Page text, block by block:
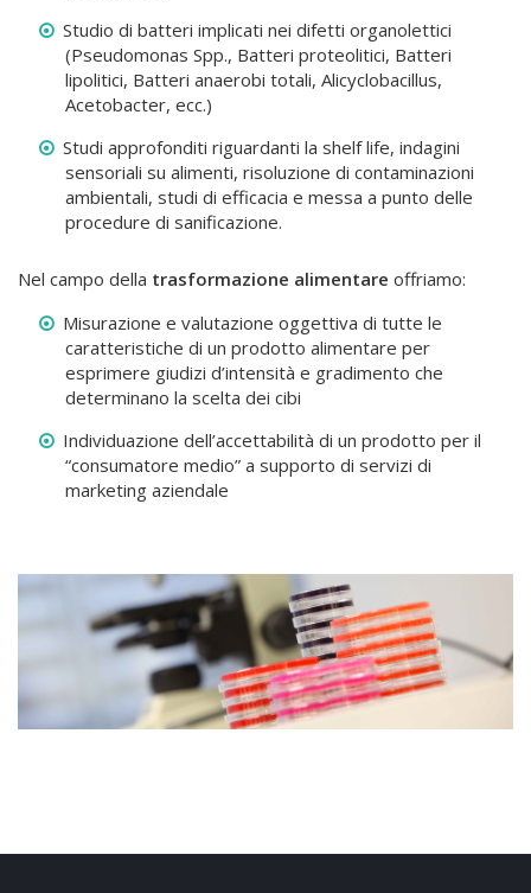
Studio di batteri implicati nei difetti organolettici
(Pseudomonas Spp., Batteri proteolitici, Batteri
lipolitici, Batteri anaerobi totali, Alicyclobacillus,
Acetobacter, ecc.)
Studi approfonditi riguardanti la shelf life, indagini
sensoriali su alimenti, risoluzione di contaminazioni
ambientali, studi di efficacia e messa a punto delle
procedure di sanificazione.
Nel campo della trasformazione alimentare offriamo:
Misurazione e valutazione oggettiva di tutte le
caratteristiche di un prodotto alimentare per
esprimere giudizi d’intensità e gradimento che
determinano la scelta dei cibi
Individuazione dell’accettabilità di un prodotto per il
“consumatore medio” a supporto di servizi di
marketing aziendale